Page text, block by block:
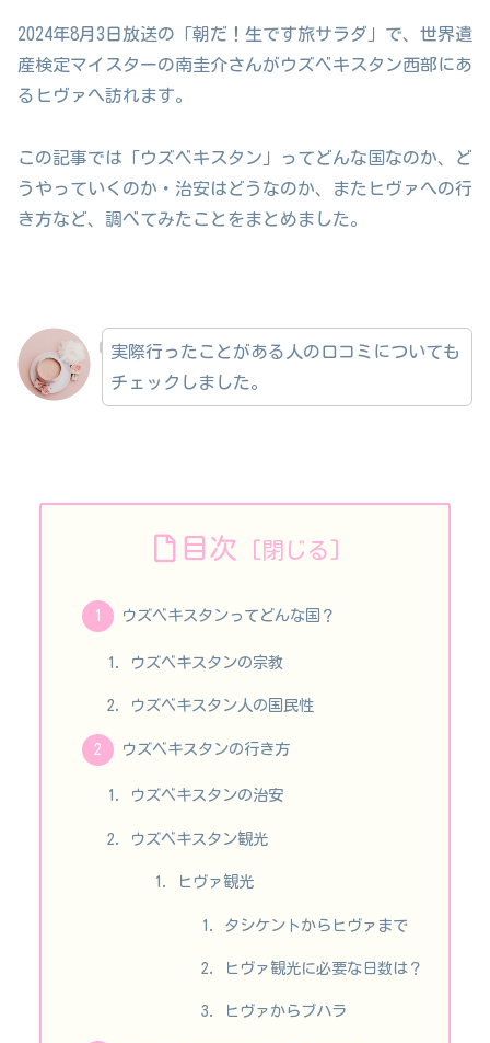
2024年8月3日放送の「朝だ！生です旅サラダ」で、世界遺
産検定マイスターの南圭介さんがウズベキスタン西部にあ
るヒヴァへ訪れます。
この記事では「ウズベキスタン」ってどんな国なのか、ど
うやっていくのか・治安はどうなのか、またヒヴァへの行
き方など、調べてみたことをまとめました。
実際行ったことがある人の口コミについても
チェックしました。
目次
ウズベキスタンってどんな国？
ウズベキスタンの宗教
ウズベキスタン人の国民性
ウズベキスタンの行き方
ウズベキスタンの治安
ウズベキスタン観光
ヒヴァ観光
タシケントからヒヴァまで
ヒヴァ観光に必要な日数は？
ヒヴァからブハラ